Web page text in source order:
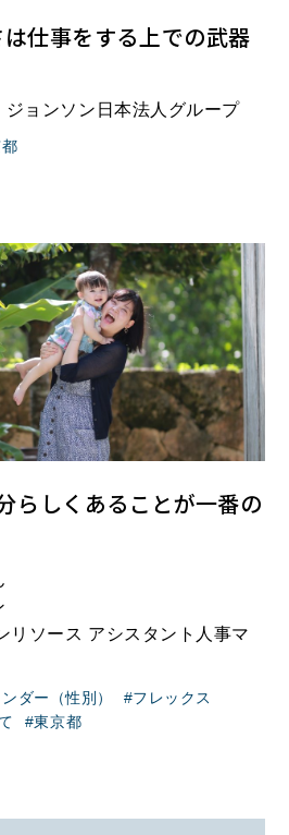
仕事をする上での武器
ジョンソン日本法人グループ
らしくあることが一番の
リソース アシスタント人事マ
ダー（性別）
フレックス
東京都